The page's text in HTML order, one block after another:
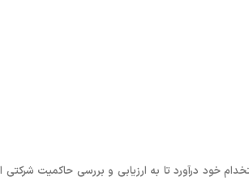
خود درآورد تا به ارزیابی و بررسی حاکمیت شرکتی